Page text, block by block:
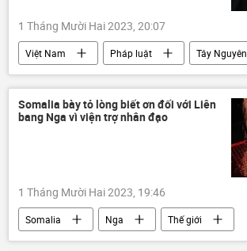
1 Tháng Mười Hai 2023, 20:07
Việt Nam Pháp luật
Tây Nguyên
vi phạm
hối lộ
Somalia bày tỏ lòng biết ơn đối với Liên
bang Nga vì viện trợ nhân đạo
1 Tháng Mười Hai 2023, 19:46
Somalia Nga
Thế giới
Kinh tế
Chính trị